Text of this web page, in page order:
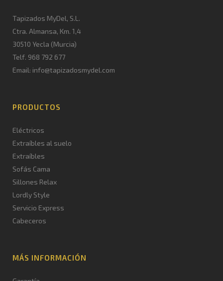
Tapizados MyDel, S.L.
Ctra. Almansa, Km. 1,4
30510 Yecla (Murcia)
Telf. 968 792 677
Email: info@tapizadosmydel.com
PRODUCTOS
Eléctricos
Extraíbles al suelo
Extraíbles
Sofás Cama
Sillones Relax
Lordly Style
Servicio Express
Cabeceros
MÁS INFORMACIÓN